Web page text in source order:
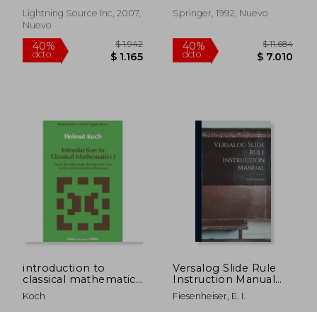
40% $ 11.649 40%
Lightning Source Inc, 2007,
Nuevo
Springer, 1992, Nuevo
introduction to
classical mathematics
i (en Inglés)
Koch
Versalog Slide Rule
Instruction Manual
(en Inglés)
Fiesenheiser, E. I.